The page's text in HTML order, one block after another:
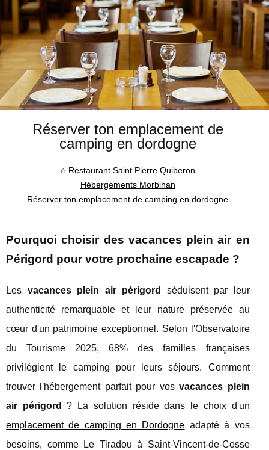
Réserver ton emplacement de
camping en dordogne
Restaurant Saint Pierre Quiberon
Hébergements Morbihan
Réserver ton emplacement de camping en dordogne
Pourquoi choisir des vacances plein air en
Périgord pour votre prochaine escapade ?
Les vacances plein air périgord
séduisent par leur
authenticité remarquable et leur nature préservée au
cœur d'un patrimoine exceptionnel. Selon l'Observatoire
du Tourisme 2025, 68% des familles françaises
privilégient le camping pour leurs séjours. Comment
trouver l'hébergement parfait pour vosvacances plein
air périgord
? La solution réside dans le choix d'un
emplacement de camping en Dordogne adapté à vos
besoins, comme Le Tiradou à Saint-Vincent-de-Cosse